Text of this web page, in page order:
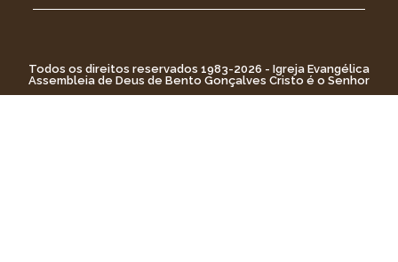
Todos os direitos reservados 1983-2026 - Igreja Evangélica
Assembleia de Deus de Bento Gonçalves Cristo é o Senhor